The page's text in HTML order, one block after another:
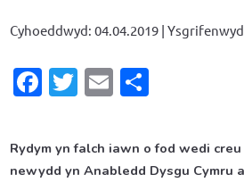
Cyhoeddwyd: 04.04.2019 |
Facebook
Twitter
Email
Rydym yn falch iawn o fod wedi
newydd yn Anabledd Dysgu Cymru